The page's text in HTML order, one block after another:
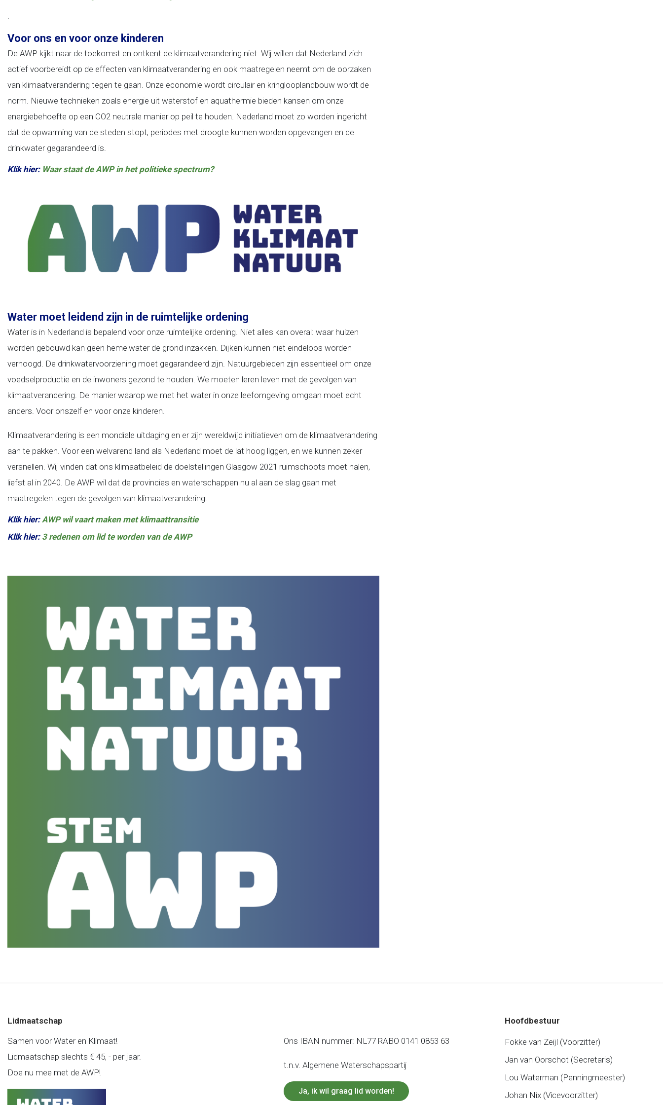
.
Voor ons en voor onze kinderen
De AWP kijkt naar de toekomst en ontkent de klimaatverandering niet. Wij willen dat Nederland zich
actief voorbereidt op de effecten van klimaatverandering en ook maatregelen neemt om de oorzaken
van klimaatverandering tegen te gaan. Onze economie wordt circulair en kringlooplandbouw wordt de
norm. Nieuwe technieken zoals energie uit waterstof en aquathermie bieden kansen om onze
energiebehoefte op een CO2 neutrale manier op peil te houden. Nederland moet zo worden ingericht
dat de opwarming van de steden stopt, periodes met droogte kunnen worden opgevangen en de
drinkwater gegarandeerd is.
Klik hier: Waar staat de AWP in het politieke spectrum?
Water moet leidend zijn in de ruimtelijke ordening
Water is in Nederland is bepalend voor onze ruimtelijke ordening. Niet alles kan overal: waar huizen
worden gebouwd kan geen hemelwater de grond inzakken. Dijken kunnen niet eindeloos worden
verhoogd. De drinkwatervoorziening moet gegarandeerd zijn. Natuurgebieden zijn essentieel om onze
voedselproductie en de inwoners gezond te houden. We moeten leren leven met de gevolgen van
klimaatverandering. De manier waarop we met het water in onze leefomgeving omgaan moet echt
anders. Voor onszelf en voor onze kinderen.
Klimaatverandering is een mondiale uitdaging en er zijn wereldwijd initiatieven om de klimaatverandering
aan te pakken. Voor een welvarend land als Nederland moet de lat hoog liggen, en we kunnen zeker
versnellen. Wij vinden dat ons klimaatbeleid de doelstellingen Glasgow 2021 ruimschoots moet halen,
liefst al in 2040. De AWP wil dat de provincies en waterschappen nu al aan de slag gaan met
maatregelen tegen de gevolgen van klimaatverandering.
Klik hier:AWP wil vaart maken met klimaattransitie
Klik hier: 3 redenen om lid te worden van de AWP
Lidmaatschap Hoofdbestuur
Samen voor Water en Klimaat!
Lidmaatschap slechts € 45, - per jaar.
Doe nu mee met de AWP!
Ons IBAN nummer: NL77 RABO 0141 0853 63
t.n.v. Algemene Waterschapspartij
Ja, ik wil graag lid worden!
Fokke van Zeijl (Voorzitter)
Jan van Oorschot (Secretaris)
Lou Waterman (Penningmeester)
Johan Nix (Vicevoorzitter)